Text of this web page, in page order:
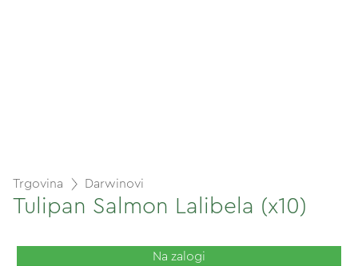
Trgovina Darwinovi
Tulipan Salmon Lalibela (x10)
Na zalogi